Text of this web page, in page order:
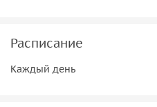
Расписание
Каждый день